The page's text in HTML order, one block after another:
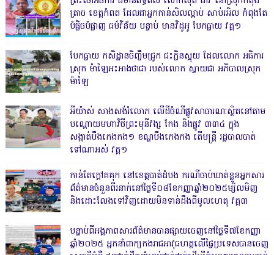
ត្រាច ខេត្តកំពត ដែលជាអ្នកកាន់សិលល្អាប់ សាប់រអិល កំពុងតែ
បំផ្លិចបំផ្លាញ ធម៌វិន័យ បន្ទាប់ មានវិដូអូ បែកធ្លាយ វគ្គ១
បែកធ្លាយ កសិដ្ឋានចិញ្ចឹមជ្រូក ជះក្លិនស្អុយ ដែលលោក អធិការ
ស្រុក ម៉ាឡៃអះអាងថាជា របស់លោក ស្វាយជា អភិបាលស្រុក
ម៉ាឡៃ
អីយ៉ាស់ សាងសង់រំលោភ លើដីចំណីផ្លូវសាធារណៈស្ថិតនៅតាម
បណ្ដោយមហាវិថីព្រះមុនីវង្ស កែង និងផ្លូវ ៣៣៤ ក្នុង
សង្កាត់បឹងកេងកង១ ខណ្ឌបឹងកេងកង តើមន្ត្រី រដ្ឋបាលបាត់
ទៅណាអស់ វគ្គ១
កាន់តែក្តៅគគុក នៅខេត្តបាត់ដំបង ករណីចាប់ឃាត់ខ្លួនអ្នកសារ
ព័ត៌មានចំនួនពីរនាក់នៅថ្ងៃទី០៨ខែកញ្ញាឆ្នាំ២០២៥ម្សិលមិញ
និងដោះលែងទៅវិញដោយមិនទាន់ដឹងពីមូលហេតុ វគ្គ៣
បន្ទាប់ពីអង្គភាពសារព័ត៌មានបានផ្សាយចេញនៅថ្ងៃទី៧ខែកញ្ញា
ឆ្នាំ២០២៥ អ្នកនាំពាក្យកងរាជអាវុធហត្ថលើផ្ទៃប្រទេសបានចេញ